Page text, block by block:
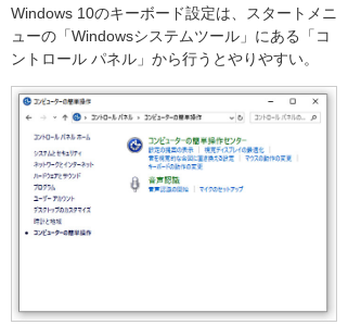
Windows 10のキーボード設定は、スタートメニ
ューの「Windowsシステムツール」にある「コ
ントロール パネル」から行うとやりやすい。